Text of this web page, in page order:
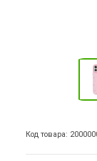
Код товара: